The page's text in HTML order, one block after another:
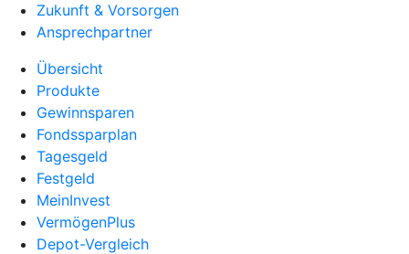
Zukunft & Vorsorgen
Ansprechpartner
Übersicht
Produkte
Gewinnsparen
Fondssparplan
Tagesgeld
Festgeld
MeinInvest
VermögenPlus
Depot-Vergleich